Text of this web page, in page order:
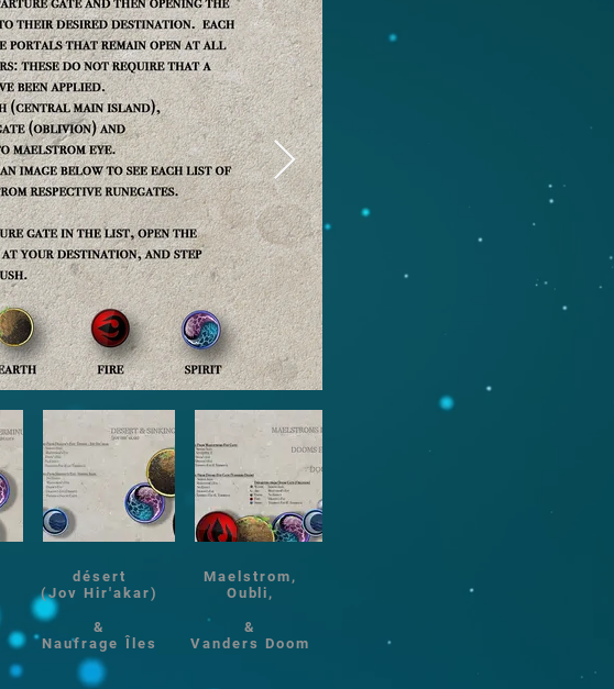
désert
(Jov Hir'akar)
&
Naufrage Îles
Maelstrom,
Oubli,
&
Vanders Doom